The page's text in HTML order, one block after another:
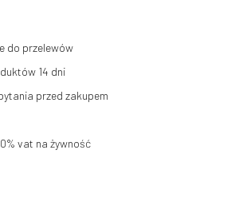
na zgodność z prawem przetwarzania, którego
zgody przed jej cofnięciem. W tym celu możesz
siedziby.
ODO
do przelewów
14 dni
przed zakupem
vat na żywność